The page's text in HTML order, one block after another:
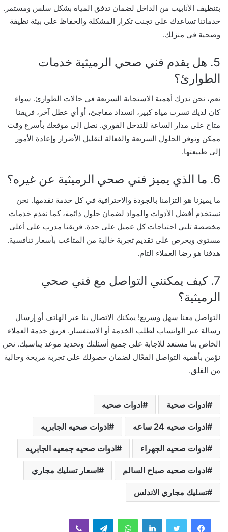
بتنظيف الأنابيب من الداخل لضمان تدفق المياه بشكل سلس ومستمر.
خدماتنا تساعدك على تجنب تكرار المشكلة والحفاظ على بيئة نظيفة
وصحية في منزلك.
5. هل يقدم فني صحي الرميثية خدمات
الطوارئ؟
نعم، نحن ندرك أهمية الاستجابة السريعة في حالات الطوارئ. سواء
كان لديك تسرب مياه كبير، انسداد مفاجئ، أو أي عطل آخر، فريقنا
متاح على مدار الساعة للتدخل الفوري. نصل إلى موقعك بأسرع وقت
ممكن ونوفر الحلول السريعة والفعالة لتقليل الأضرار وإعادة الأمور
إلى طبيعتها.
6. ما الذي يميز فني صحي الرميثية عن غيره؟
ما يميزنا هو التزامنا بالجودة والاحترافية في كل خدمة نقدمها. نحن
نستخدم أفضل الأدوات والمواد لضمان حلول دائمة، كما نقدم خدمات
مخصصة تلبي احتياجات كل عميل على حدة. فريقنا مدرب على أعلى
مستوى ويحرص على تقديم تجربة خالية من المتاعب بأسعار تنافسية.
هدفنا هو رضا العملاء التام.
7. كيف يمكنني التواصل مع فني صحي
الرميثية؟
التواصل معنا سهل وسريع! يمكنك الاتصال بنا عبر الهاتف أو إرسال
رسالة عبر الواتساب لطلب الخدمة أو الاستفسار. فريق خدمة العملاء
الخاص بنا مستعد للإجابة على جميع أسئلتك وتحديد موعد يناسبك. نحن
نؤمن بأهمية التواصل الفعّال لضمان حصولك على تجربة مريحة وخالية
من القلق.
ادوات صحية ادوات صحيه
ادوات صحيه 24 ساعه ادوات صحيه الجابريه
ادوات صحيه الجهراء ادوات صحيه جمعيه الجابريه
ادوات صحيه صباح السالم اسعار تسليك مجاري
تسليك مجاري الاندلس
لينكدإن واتساب